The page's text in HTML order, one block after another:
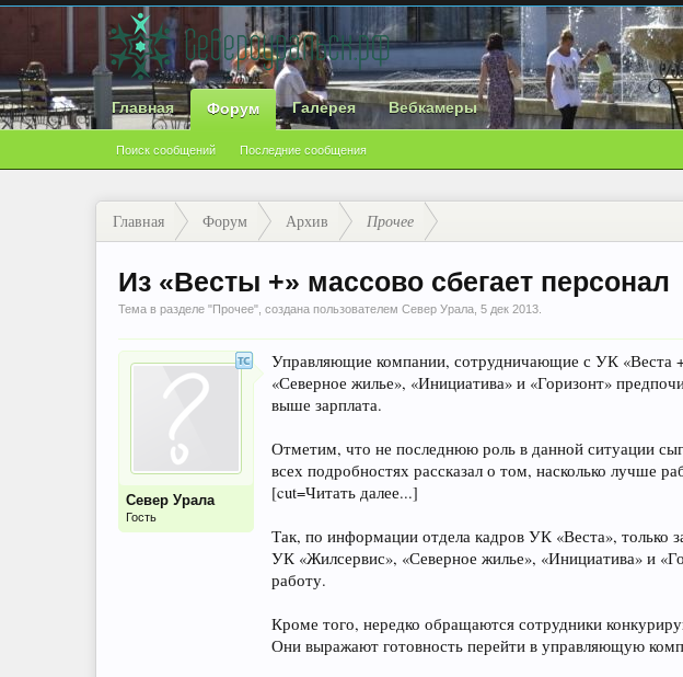
Главная Форум
Поиск сообщений Последние сообщения
Галерея Вебкамеры
Главная Форум Архив Прочее
Из «Весты +» массово сбегает персонал
Тема в разделе "Прочее", создана пользователем Север Урала 5 дек 2013
Север Урала
Гость
Управляющие компании, сотрудничающие с УК «Веста
«Северное жилье», «Инициатива» и «Горизонт»
выше зарплата.
Отметим, что не последнюю роль в данной ситуации
всех подробностях рассказал о том, насколько лучше
[cut=Читать далее...]
Так, по информации отдела кадров УК «Веста», только
УК «Жилсервис», «Северное жилье», «Инициатива» и
работу.
Кроме того, нередко обращаются сотрудники
Они выражают готовность перейти в управляющую